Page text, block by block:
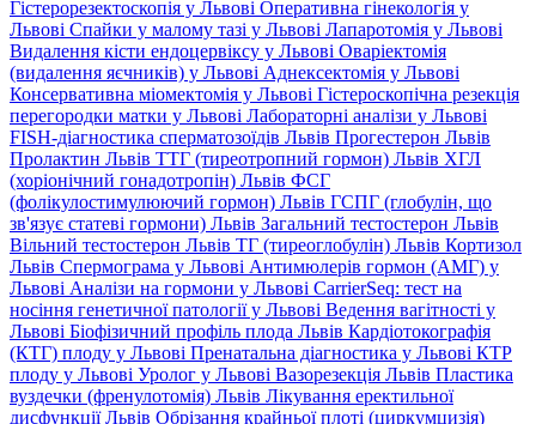
Гістерорезектоскопія у Львові Оперативна гінекологія у
Львові Спайки у малому тазі у Львові Лапаротомія у Львові
Видалення кісти ендоцервіксу у Львові Оваріектомія
(видалення яєчників) у Львові Аднексектомія у Львові
Консервативна міомектомія у Львові Гістероскопічна резекція
перегородки матки у Львові Лабораторні аналізи у Львові
FISH-діагностика сперматозоїдів Львів Прогестерон Львів
Пролактин Львів ТТГ (тиреотропний гормон) Львів ХГЛ
(хоріонічний гонадотропін) Львів ФСГ
(фолікулостимулюючий гормон) Львів ГСПГ (глобулін, що
зв'язує статеві гормони) Львів Загальний тестостерон Львів
Вільний тестостерон Львів ТГ (тиреоглобулін) Львів Кортизол
Львів Спермограма у Львові Антимюлерів гормон (АМГ) у
Львові Аналізи на гормони у Львові CarrierSeq: тест на
носіння генетичної патології у Львові Ведення вагітності у
Львові Біофізичний профіль плода Львів Кардіотокографія
(КТГ) плоду у Львові Пренатальна діагностика у Львові КТР
плоду у Львові Уролог у Львові Вазорезекція Львів Пластика
вуздечки (френулотомія) Львів Лікування еректильної
дисфункції Львів Обрізання крайньої плоті (циркумцизія)